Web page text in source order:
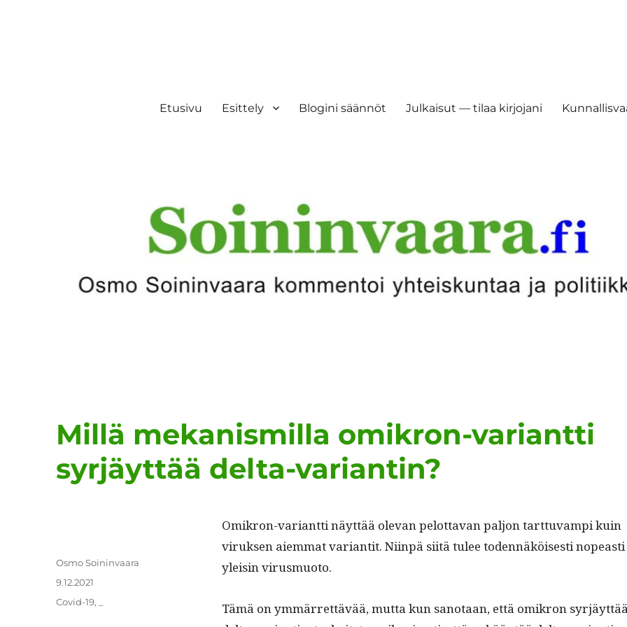
Etusivu Esittely Blogini säännöt Julkaisut — tilaa kirjojani
Millä mekanismilla omikron-variantti
syrjäyttää delta-variantin?
Omikron-vari­ant­ti näyt­tää ole­van pelot­ta­van paljon tart­tuvampi kuin
viruk­sen aiem­mat vari­antit. Niin­pä siitä tulee toden­näköis­es­ti nopeasti
yleisin virusmuoto.
Tämä on ymmär­ret­tävää, mut­ta kun san­o­taan, että omikron
Kirjoittaja
Osmo Soininvaara
Julkaistu
9.12.2021
Kategoriat
Covid-19,